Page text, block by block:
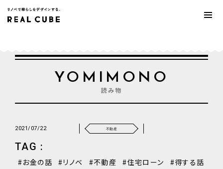
YOMIMONO
読み物
2021/07/22 不動産
TAG :
お金の話 リノベ 不動産 住宅ローン 得する話